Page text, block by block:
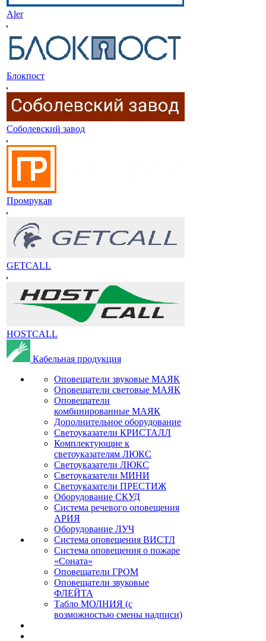
Aler
Блокпост
Соболевский завод
Промрукав
GETCALL
HOSTCALL
Кабельная продукция
Оповещатели звуковые МАЯК
Оповещатели световые МАЯК
Оповещатели
комбинированные МАЯК
Дополнительное оборудование
Светоуказатели КРИСТАЛЛ
Комплектующие к
светоуказателям ЛЮКС
Светоуказатели ЛЮКС
Светоуказатели МИНИ
Светоуказатели ПРЕСТИЖ
Оборудование СКУД
Система речевого оповещения
АРИЯ
Оборудование ЛУЧ
Система оповещения ВИСТЛ
Система оповещения о пожаре
«Соната»
Оповещатели ГРОМ
Оповещатели звуковые
ФЛЕЙТА
Табло МОЛНИЯ (с
возможностью смены надписи)